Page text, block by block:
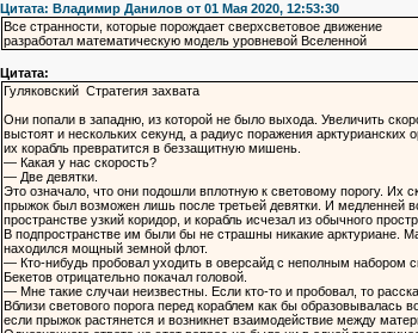
Цитата: Владимир Данилов от 01 Мая 2020, 12:53:30
Все странности, которые порождает сверхсветовое движение
разработал математическую модель уровневой Вселенной
Цитата:
Гуляковский Стратегия захвата
Они попали в западню, из которой не было выхода. Увеличить
выстоят и нескольких секунд, а радиус поражения
их корабль превратится в беззащитную мишень.
— Какая у нас скорость?
— Две девятки.
Это означало, что они подошли вплотную к световому порогу. Их
прыжок был возможен лишь после третьей девятки. И медленней
пространстве узкий коридор, и корабль исчезал из обычного
В подпространстве им были бы не страшны никакие арктуриане.
находился мощный земной флот.
— Кто-нибудь пробовал уходить в оверсайд с неполным набором
Бекетов отрицательно покачал головой.
— Мне такие случаи неизвестны. Если кто-то и пробовал, то
Вблизи светового порога перед кораблем как бы
если прыжок растянется и возникнет взаимодействие между